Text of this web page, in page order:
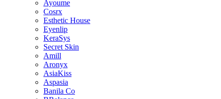
Ayoume
Cosrx
Esthetic House
Eyenlip
KeraSys
Secret Skin
Amill
Aronyx
AsiaKiss
Aspasia
Banila Co